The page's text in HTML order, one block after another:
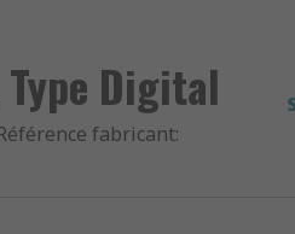
Type Digital
fabricant: